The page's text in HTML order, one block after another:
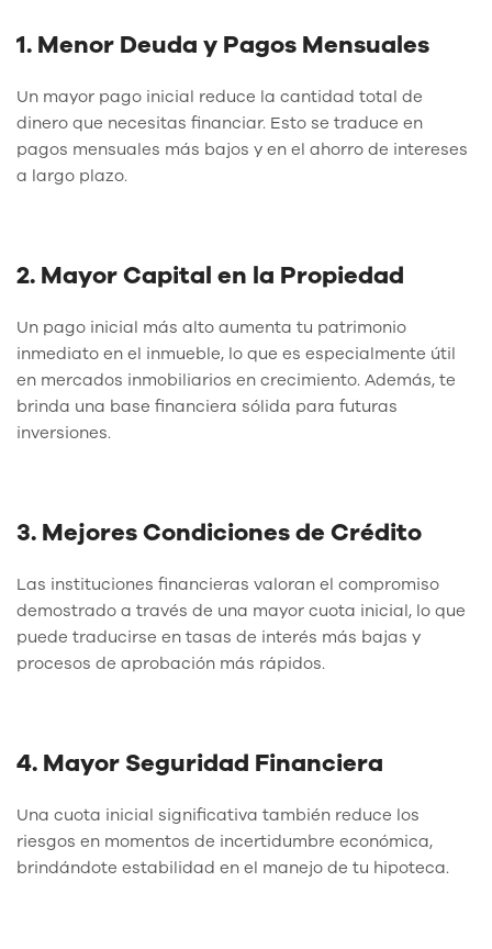
1. Menor Deuda y Pagos Mensuales
Un mayor pago inicial reduce la cantidad total de
dinero que necesitas financiar. Esto se traduce en
pagos mensuales más bajos y en el ahorro de intereses
a largo plazo.
2. Mayor Capital en la Propiedad
Un pago inicial más alto aumenta tu patrimonio
inmediato en el inmueble, lo que es especialmente útil
en mercados inmobiliarios en crecimiento. Además, te
brinda una base financiera sólida para futuras
inversiones.
3. Mejores Condiciones de Crédito
Las instituciones financieras valoran el compromiso
demostrado a través de una mayor cuota inicial, lo que
puede traducirse en tasas de interés más bajas y
procesos de aprobación más rápidos.
4. Mayor Seguridad Financiera
Una cuota inicial significativa también reduce los
riesgos en momentos de incertidumbre económica,
brindándote estabilidad en el manejo de tu hipoteca.